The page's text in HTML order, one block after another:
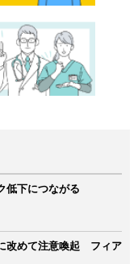
低下につながる
改めて注意喚起 フィア